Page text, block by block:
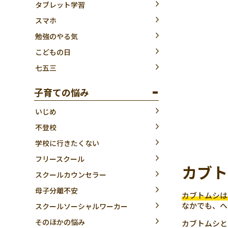
タブレット学習
スマホ
勉強のやる気
こどもの日
七五三
子育ての悩み
いじめ
不登校
学校に行きたくない
フリースクール
スクールカウンセラー
母子分離不安
スクールソーシャルワーカー
そのほかの悩み
カブ
カブトムシ
なかでも、
カブトムシ